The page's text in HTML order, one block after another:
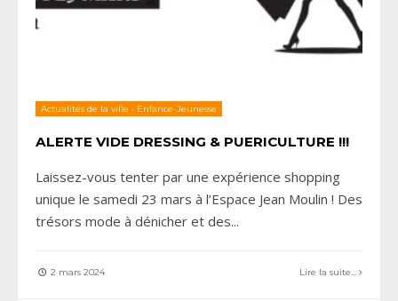
Actualités de la ville • Enfance-Jeunesse
ALERTE VIDE DRESSING & PUERICULTURE !!!
Laissez-vous tenter par une expérience shopping
unique le samedi 23 mars à l’Espace Jean Moulin ! Des
trésors mode à dénicher et des...
2 mars 2024 Lire la suite...